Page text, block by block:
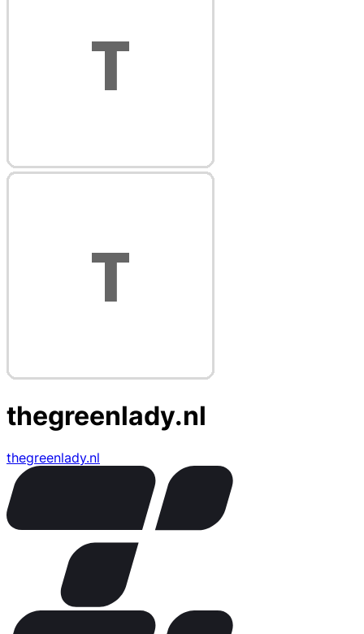
thegreenlady.nl
thegreenlady.nl